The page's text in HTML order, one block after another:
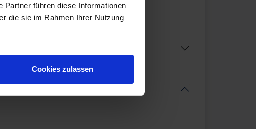
Partner führen diese Informationen
die sie im Rahmen Ihrer Nutzung
Cookies zulassen